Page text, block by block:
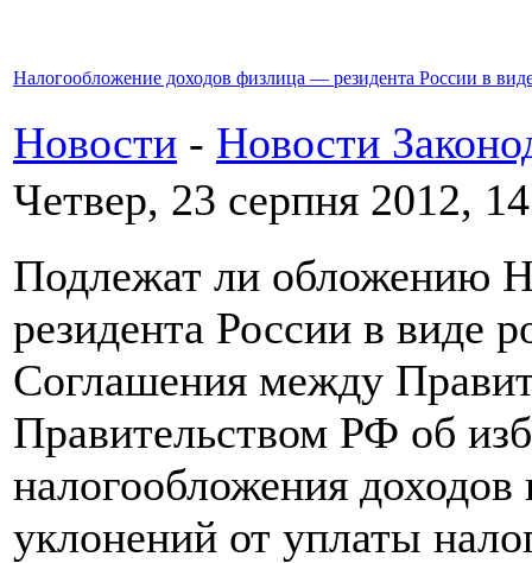
Налогообложение доходов физлица — резидента России в
Новости - Новости
Четвер, 23 серпня 2012,
Подлежат ли
резидента России в виде
Соглашения между
Правительством РФ об
налогообложения
уклонений от уплаты